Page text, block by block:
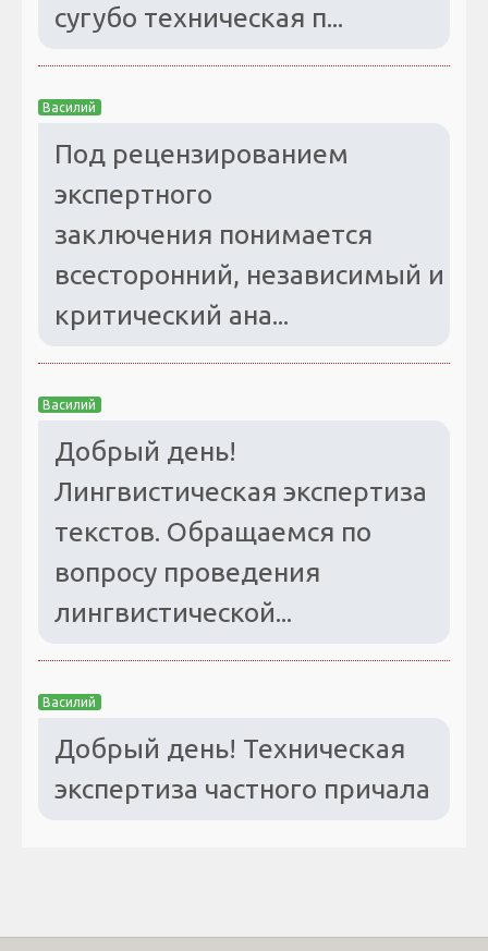
сугубо техническая п...
Василий
Под рецензированием
экспертного
заключения понимается
всесторонний, независимый и
критический ана...
Василий
Добрый день!
Лингвистическая экспертиза
текстов. Обращаемся по
вопросу проведения
лингвистической...
Василий
Добрый день! Техническая
экспертиза частного причала